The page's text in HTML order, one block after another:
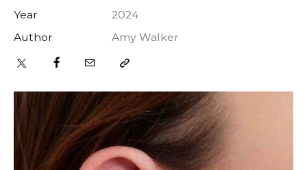
Year
2024
Author
Amy Walker